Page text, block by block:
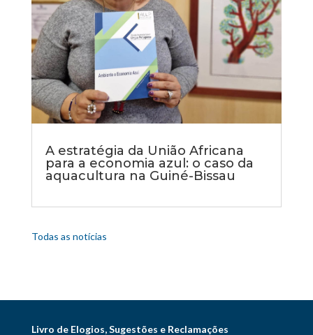
A estratégia da União Africana
para a economia azul: o caso da
aquacultura na Guiné-Bissau
Todas as notícias
Livro de Elogios, Sugestões e Reclamações